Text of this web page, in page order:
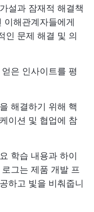
설과 잠재적 해결책
이해관계자들에게
인 문제 해결 및 의
은 인사이트를 평
해결하기 위해 핵
이션 및 협업에 참
학습 내용과 하이
그는 제품 개발 프
하고 빛을 비춰줍니